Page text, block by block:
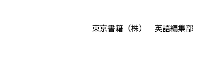
東京書籍（株） 英語編集部